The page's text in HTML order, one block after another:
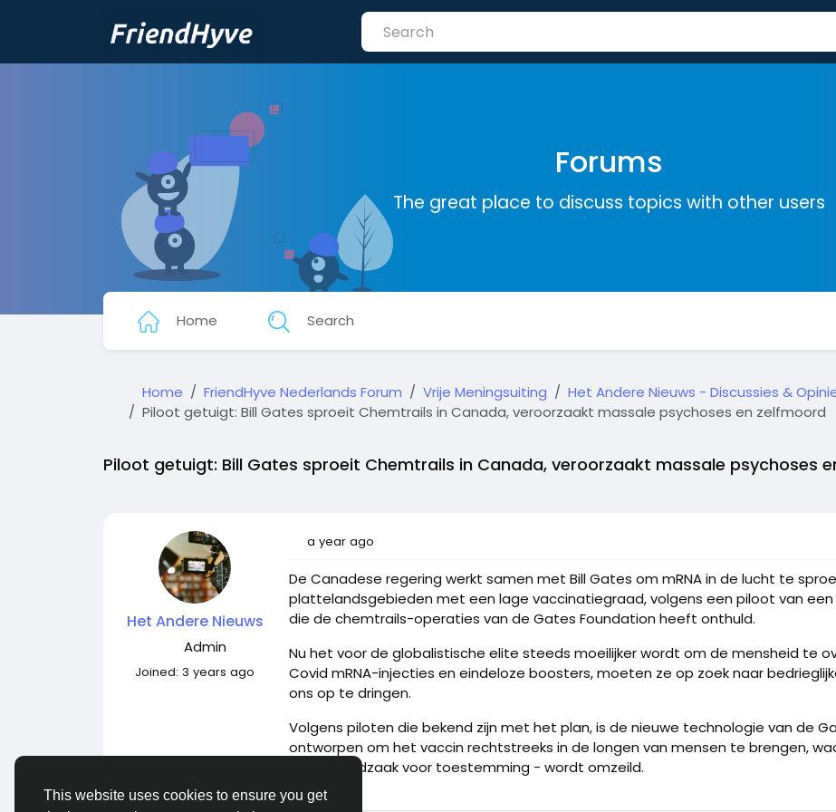
This website uses cookies to ensure you get
Forums
The great place to discuss topics with other users
Home Search
Home FriendHyve Nederlands Forum Vrije Meningsuiting
Het Andere Nieuws - Discussies &
Piloot getuigt: Bill Gates sproeit Chemtrails in Canada, veroorzaakt massale psychoses en zelfmoord
Piloot getuigt: Bill Gates sproeit Chemtrails in Canada, veroorzaakt massale psychoses
Het Andere Nieuws
Admin
Joined:3 years ago
a year ago
De Canadese regering werkt samen met Bill Gates om mRNA in de lucht te
plattelandsgebieden met een lage vaccinatiegraad, volgens een piloot van
die de chemtrails-operaties van de Gates Foundation heeft onthuld.
Nu het voor de globalistische elite steeds moeilijker wordt om de mensheid te
Covid mRNA-injecties en eindeloze boosters, moeten ze op zoek naar
ons op te dringen.
Volgens piloten die bekend zijn met het plan, is de nieuwe technologie van de
ontworpen om het vaccin rechtstreeks in de longen van mensen te brengen,
en de noodzaak voor toestemming - wordt omzeild.